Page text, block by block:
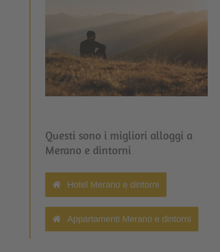
Questi sono i migliori alloggi a
Merano e dintorni
Hotel Merano e dintorni
Appartamenti Merano e dintorni